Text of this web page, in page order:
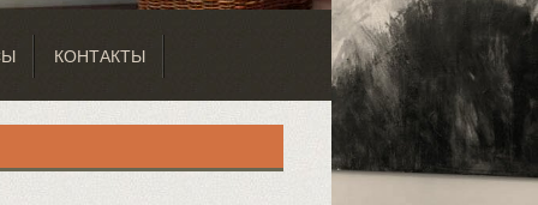
КОНТАКТЫ